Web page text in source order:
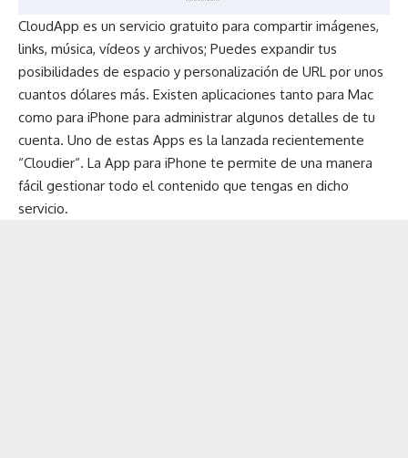
CloudApp es un servicio gratuito para compartir imágenes,
links, música, vídeos y archivos; Puedes expandir tus
posibilidades de espacio y personalización de URL por unos
cuantos dólares más. Existen aplicaciones tanto para Mac
como para iPhone para administrar algunos detalles de tu
cuenta. Uno de estas Apps es la lanzada recientemente
“Cloudier“. La App para iPhone te permite de una manera
fácil gestionar todo el contenido que tengas en dicho
servicio.